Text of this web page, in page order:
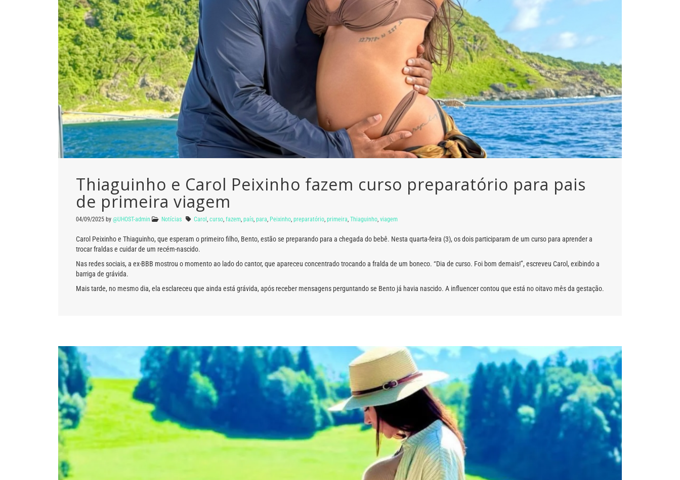
Thiaguinho e Carol Peixinho fazem curso preparatório para pais
de primeira viagem
04/09/2025 by @UHOST-admin Notícias Carol curso fazem país para Peixinho preparatório primeira Thiaguinho viagem
Carol Peixinho e Thiaguinho, que esperam o primeiro filho, Bento, estão se preparando para a chegada do bebê. Nesta quarta-feira (3), os dois participaram de um curso para aprender a
trocar fraldas e cuidar de um recém-nascido.
Nas redes sociais, a ex-BBB mostrou o momento ao lado do cantor, que apareceu concentrado trocando a fralda de um boneco. “Dia de curso. Foi bom demais!”, escreveu Carol, exibindo a
barriga de grávida.
Mais tarde, no mesmo dia, ela esclareceu que ainda está grávida, após receber mensagens perguntando se Bento já havia nascido. A influencer contou que está no oitavo mês da gestação.